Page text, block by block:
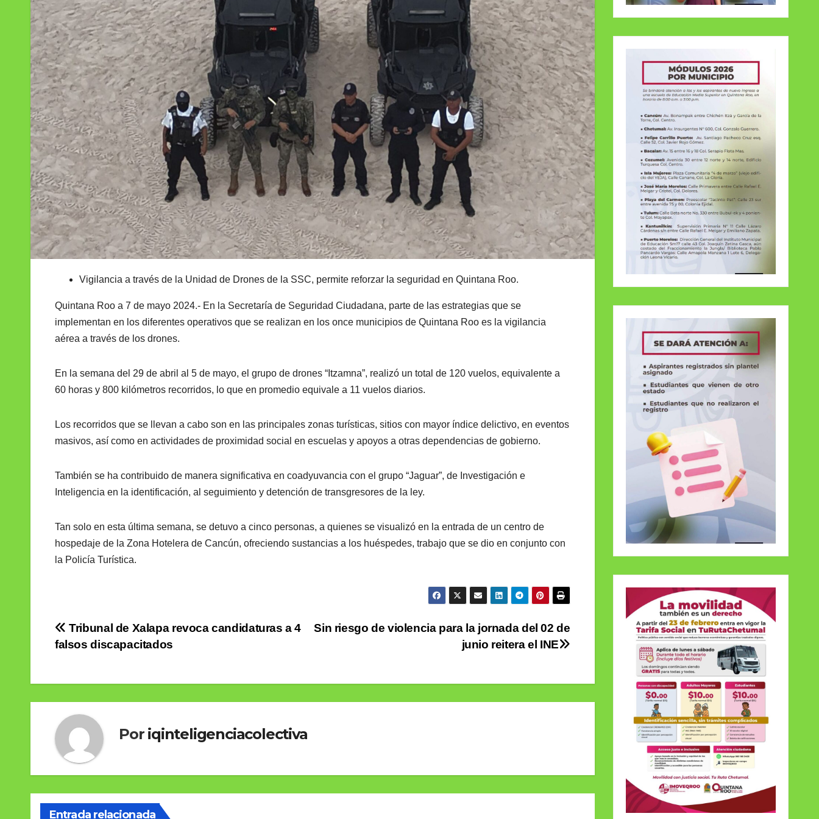
Vigilancia a través de la Unidad de Drones de la SSC, permite reforzar la seguridad en Quintana Roo.
Quintana Roo a 7 de mayo 2024.- En la Secretaría de Seguridad Ciudadana, parte de las estrategias que se
implementan en los diferentes operativos que se realizan en los once municipios de Quintana Roo es la vigilancia
aérea a través de los drones.
En la semana del 29 de abril al 5 de mayo, el grupo de drones “Itzamna”, realizó un total de 120 vuelos, equivalente a
60 horas y 800 kilómetros recorridos, lo que en promedio equivale a 11 vuelos diarios.
Los recorridos que se llevan a cabo son en las principales zonas turísticas, sitios con mayor índice delictivo, en eventos
masivos, así como en actividades de proximidad social en escuelas y apoyos a otras dependencias de gobierno.
También se ha contribuido de manera significativa en coadyuvancia con el grupo “Jaguar”, de Investigación e
Inteligencia en la identificación, al seguimiento y detención de transgresores de la ley.
Tan solo en esta última semana, se detuvo a cinco personas, a quienes se visualizó en la entrada de un centro de
hospedaje de la Zona Hotelera de Cancún, ofreciendo sustancias a los huéspedes, trabajo que se dio en conjunto con
la Policía Turística.
Navegación
entradas
Sin riesgo de violencia para la jornada del 02 de
junio reitera el INE
Tribunal de Xalapa revoca candidaturas a 4
falsos discapacitados
Por iqinteligenciacolectiva
Entrada relacionada